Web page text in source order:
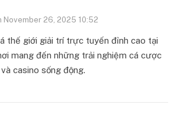
November 26, 2025 10:52
thế giới giải trí trực tuyến đỉnh cao tại
nơi mang đến những trải nghiệm cá cược
casino sống động.